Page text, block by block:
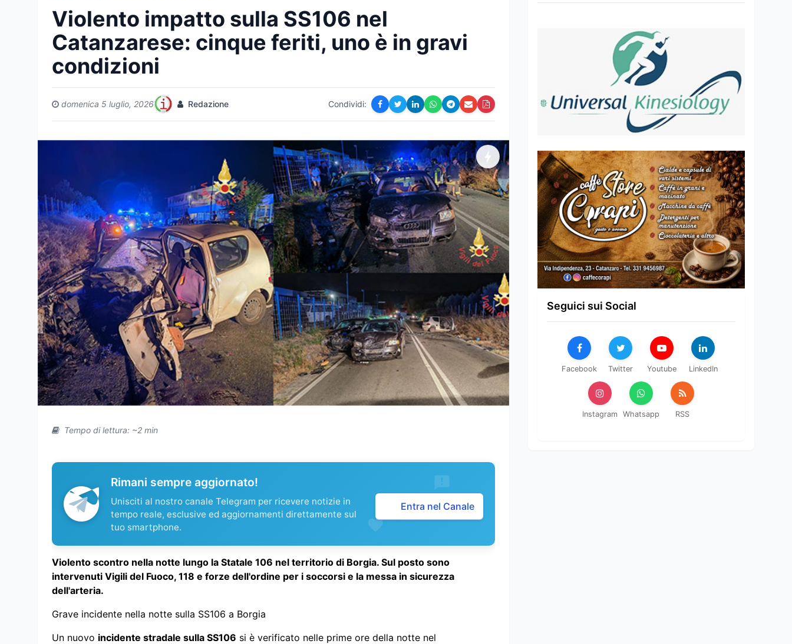
Violento impatto sulla SS106 nel
Catanzarese: cinque feriti, uno è in gravi
condizioni
domenica 5 luglio, 2026 Redazione Condividi:
Tempo di lettura: ~2 min
Rimani sempre aggiornato!
Unisciti al nostro canale Telegram per ricevere notizie in
tempo reale, esclusive ed aggiornamenti direttamente sul
tuo smartphone.
Entra nel Canale
Violento scontro nella notte lungo la Statale 106 nel territorio di Borgia. Sul posto sono
intervenuti Vigili del Fuoco, 118 e forze dell'ordine per i soccorsi e la messa in sicurezza
dell'arteria.
Grave incidente nella notte sulla SS106 a Borgia
Un nuovo incidente stradale sulla SS106 si è verificato nelle prime ore della notte nel
Seguici sui Social
Facebook Twitter Youtube LinkedIn
Instagram Whatsapp RSS